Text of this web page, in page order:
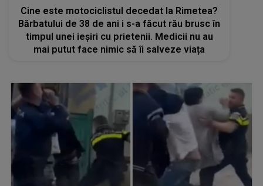
Cine este motociclistul decedat la Rimetea?
Bărbatului de 38 de ani i s-a făcut rău brusc în
timpul unei ieșiri cu prietenii. Medicii nu au
mai putut face nimic să îi salveze viața